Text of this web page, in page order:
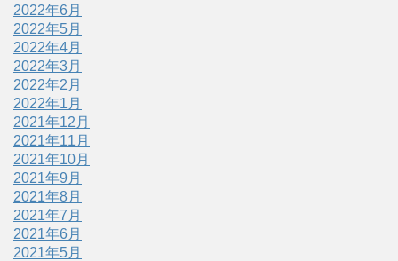
2022年6月
2022年5月
2022年4月
2022年3月
2022年2月
2022年1月
2021年12月
2021年11月
2021年10月
2021年9月
2021年8月
2021年7月
2021年6月
2021年5月